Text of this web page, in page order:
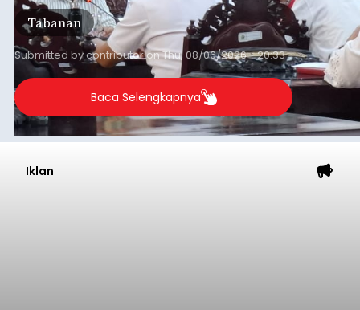
Tabanan
Submitted bycontributoronThu, 08/06/2026 - 20:33
Baca Selengkapnya
Iklan